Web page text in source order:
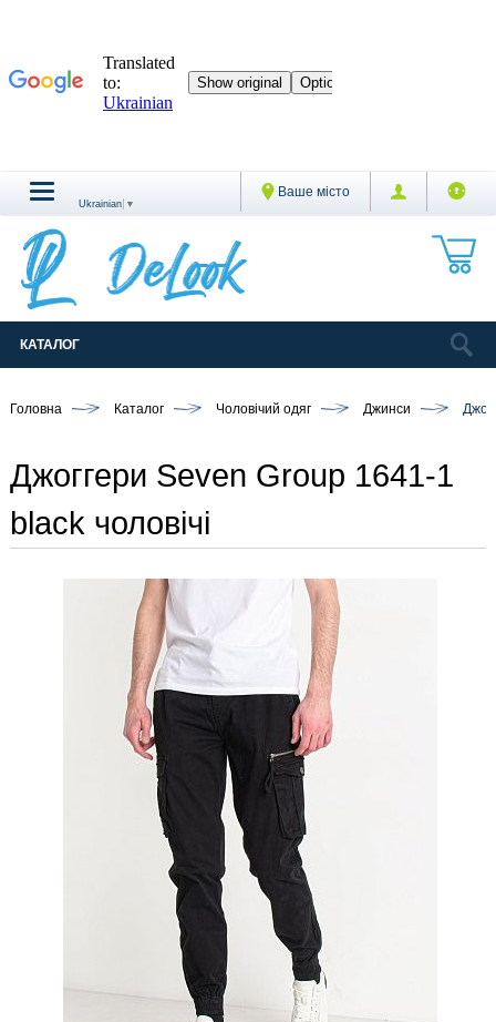
Ваше місто
Ukrainian ▼
КАТАЛОГ
Головна Каталог Чоловічий одяг Джинси
Джоггери Seven Group 1641-1
black чоловічі